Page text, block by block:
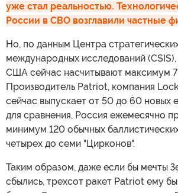
уже стал реальностью.
России в СВО возглавили частные
Но, по данным Центра
международных исследований
США сейчас насчитывают максимум
Производитель Patriot, компания
сейчас выпускает от 50 до 60 новых
для сравнения, Россия ежемесячно
минимум 120 обычных
четырех до семи "Цирконов".
Таким образом, даже если бы мечты
сбылись, трехсот ракет Patriot ему